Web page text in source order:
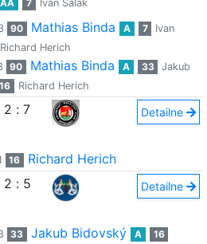
AA 7 Ivan Salák
90 Mathias Binda A 7
Ivan
Richard Herich
90 Mathias Binda A 33
Jakub
16 Richard Herich
2 : 7 Detailne
16
Richard Herich
2 : 5 Detailne
33 Jakub Bidovský A
16